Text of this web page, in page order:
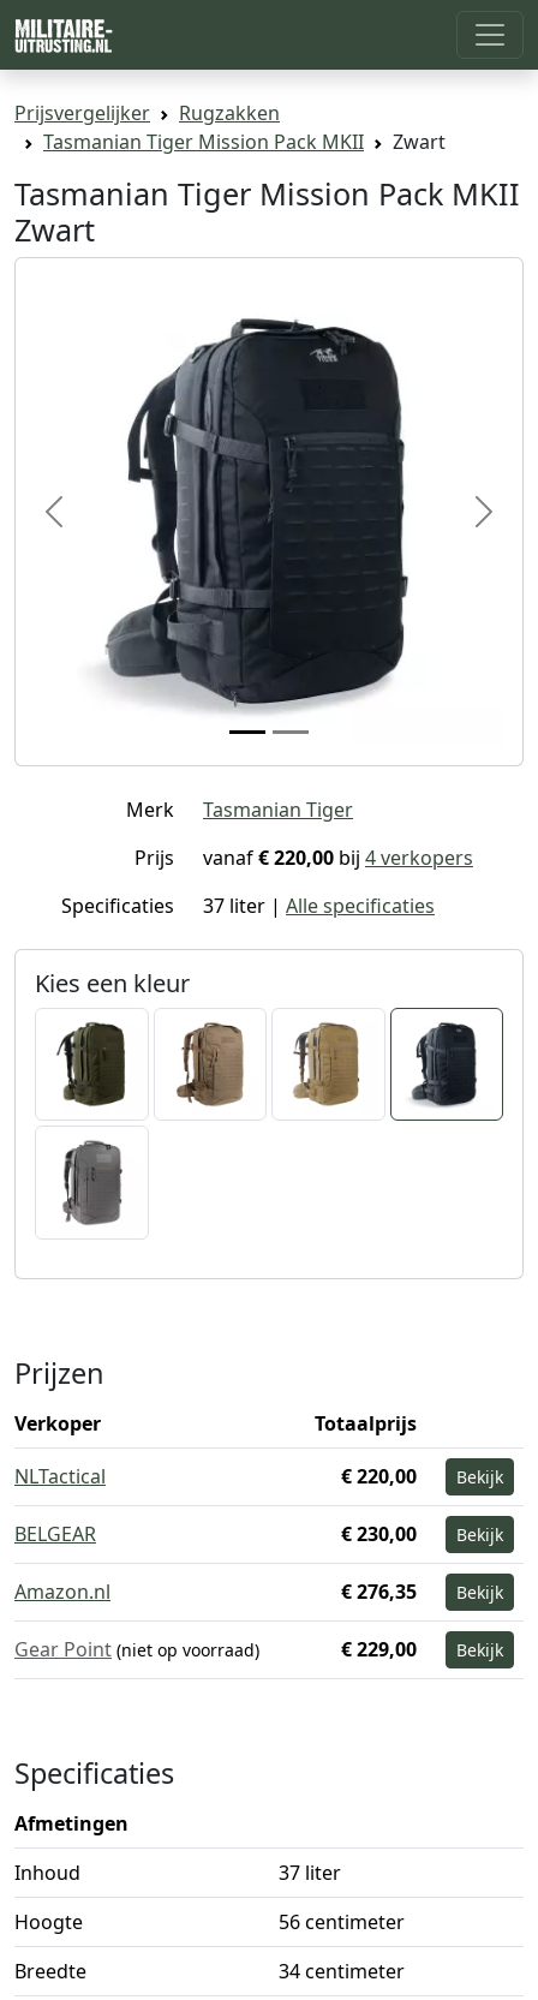
Prijsvergelijker
Rugzakken
Tasmanian Tiger Mission Pack MKII
Zwart
Tasmanian Tiger Mission Pack MKII
Zwart
Previous Next
Merk
Tasmanian Tiger
Prijs
vanaf€ 220,00 bij 4 verkopers
Specificaties
37 liter | Alle specificaties
Kies een kleur
Prijzen
Verkoper
Totaalprijs
NLTactical
€ 220,00 Bekijk
BELGEAR € 230,00 Bekijk
Amazon.nl € 276,35 Bekijk
Gear Point (niet op voorraad) € 229,00 Bekijk
Specificaties
Afmetingen
Inhoud
37 liter
Hoogte
56 centimeter
Breedte
34 centimeter